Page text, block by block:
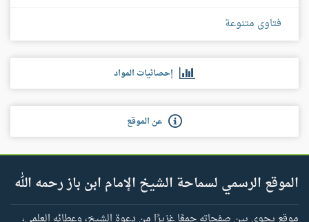
فتاوى متنوعة
إحصائيات المواد
عن الموقع
الموقع الرسمي لسماحة الشيخ الإمام ابن باز رحمه الله